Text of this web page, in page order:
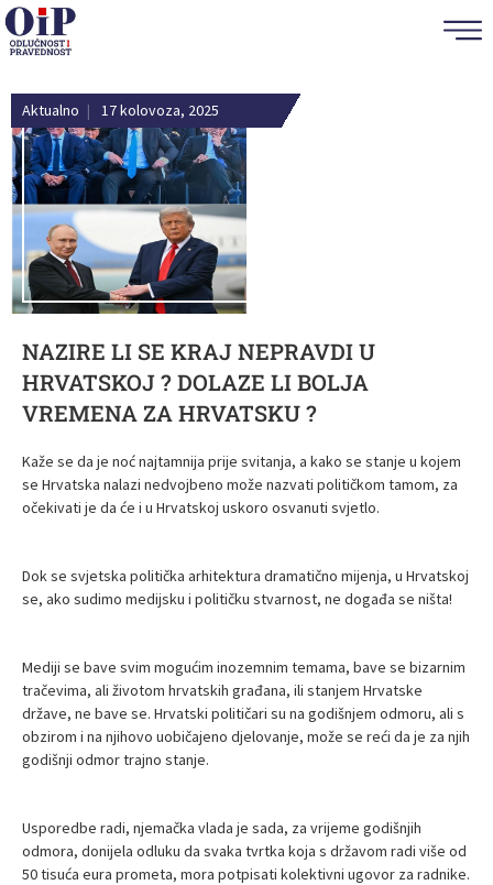
Aktualno | 17 kolovoza, 2025
NAZIRE LI SE KRAJ NEPRAVDI U
HRVATSKOJ ? DOLAZE LI BOLJA
VREMENA ZA HRVATSKU ?
Kaže se da je noć najtamnija prije svitanja, a kako se stanje u kojem
se Hrvatska nalazi nedvojbeno može nazvati političkom tamom, za
očekivati je da će i u Hrvatskoj uskoro osvanuti svjetlo.
Dok se svjetska politička arhitektura dramatično mijenja, u Hrvatskoj
se, ako sudimo medijsku i političku stvarnost, ne događa se ništa!
Mediji se bave svim mogućim inozemnim temama, bave se bizarnim
tračevima, ali životom hrvatskih građana, ili stanjem Hrvatske
države, ne bave se. Hrvatski političari su na godišnjem odmoru, ali s
obzirom i na njihovo uobičajeno djelovanje, može se reći da je za njih
godišnji odmor trajno stanje.
Usporedbe radi, njemačka vlada je sada, za vrijeme godišnjih
odmora, donijela odluku da svaka tvrtka koja s državom radi više od
50 tisuća eura prometa, mora potpisati kolektivni ugovor za radnike.